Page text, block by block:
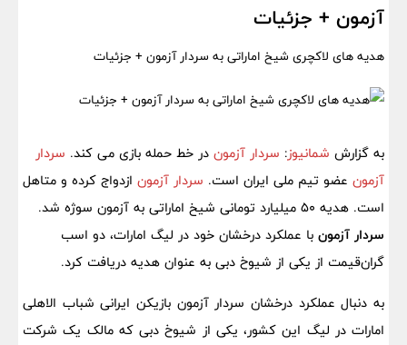
آزمون + جزئیات
هدیه های لاکچری شیخ اماراتی به سردار آزمون + جزئیات
به گزارش شمانیوز: سردار آزمون در خط حمله بازی می کند. سردار
آزمون عضو تیم ملی ایران است. سردار آزمون ازدواج کرده و متاهل
است. هدیه ۵۰ میلیارد تومانی شیخ اماراتی به آزمون سوژه شد.
سردار آزمون با عملکرد درخشان خود در لیگ امارات، دو اسب
گران‌قیمت از یکی از شیوخ دبی به عنوان هدیه دریافت کرد.
به دنبال عملکرد درخشان سردار آزمون بازیکن ایرانی شباب الاهلی
امارات در لیگ این کشور، یکی از شیوخ دبی که مالک یک شرکت